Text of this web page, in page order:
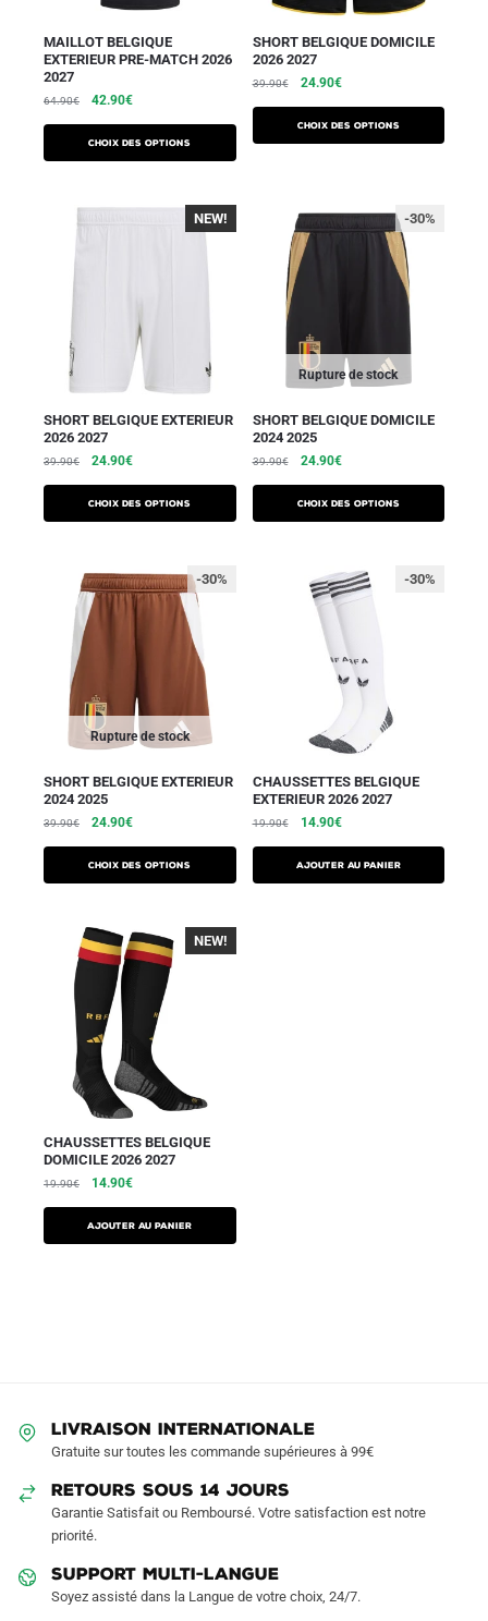
MAILLOT BELGIQUE
EXTERIEUR PRE-MATCH 2026
2027
64.90€ 42.90€
Choix des options
SHORT BELGIQUE DOMICILE
2026 2027
39.90€ 24.90€
Choix des options
NEW!
SHORT BELGIQUE EXTERIEUR
2026 2027
39.90€ 24.90€
Choix des options
Rupture de stock
-30%
SHORT BELGIQUE DOMICILE
2024 2025
39.90€ 24.90€
Choix des options
Rupture de stock
-30%
SHORT BELGIQUE EXTERIEUR
2024 2025
39.90€ 24.90€
Choix des options
-30%
CHAUSSETTES BELGIQUE
EXTERIEUR 2026 2027
19.90€ 14.90€
Ajouter au panier
-30%
NEW!
CHAUSSETTES BELGIQUE
DOMICILE 2026 2027
19.90€ 14.90€
Ajouter au panier
LIVRAISON INTERNATIONALE
Gratuite sur toutes les commande supérieures à 99€
RETOURS SOUS 14 JOURS
Garantie Satisfait ou Remboursé. Votre satisfaction est notre
priorité.
SUPPORT MULTI-LANGUE
Soyez assisté dans la Langue de votre choix, 24/7.